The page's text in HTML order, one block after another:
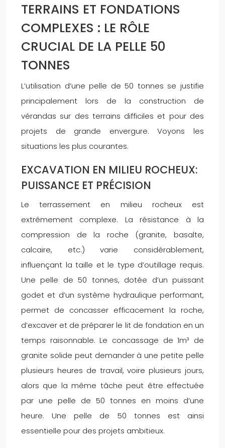
TERRAINS ET FONDATIONS
COMPLEXES : LE RÔLE
CRUCIAL DE LA PELLE 50
TONNES
L’utilisation d’une pelle de 50 tonnes se justifie
principalement lors de la construction de
vérandas sur des terrains difficiles et pour des
projets de grande envergure. Voyons les
situations les plus courantes.
EXCAVATION EN MILIEU ROCHEUX:
PUISSANCE ET PRÉCISION
Le terrassement en milieu rocheux est
extrêmement complexe. La résistance à la
compression de la roche (granite, basalte,
calcaire, etc.) varie considérablement,
influençant la taille et le type d’outillage requis.
Une pelle de 50 tonnes, dotée d’un puissant
godet et d’un système hydraulique performant,
permet de concasser efficacement la roche,
d’excaver et de préparer le lit de fondation en un
temps raisonnable. Le concassage de 1m³ de
granite solide peut demander à une petite pelle
plusieurs heures de travail, voire plusieurs jours,
alors que la même tâche peut être effectuée
par une pelle de 50 tonnes en moins d’une
heure. Une pelle de 50 tonnes est ainsi
essentielle pour des projets ambitieux.